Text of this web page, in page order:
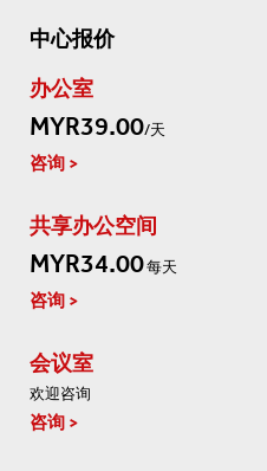
中心报价
办公室
MYR39.00/天
咨询
共享办公空间
MYR34.00每天
咨询
会议室
欢迎咨询
咨询